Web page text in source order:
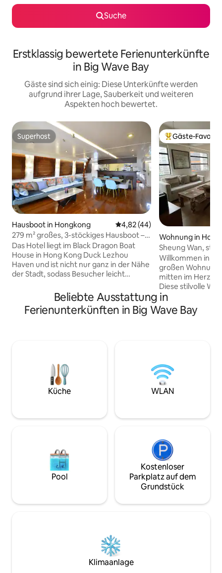
Suche
Erstklassig bewertete Ferienunterkünfte
in Big Wave Bay
Gäste sind sich einig: Diese Unterkünfte werden
aufgrund ihrer Lage, Sauberkeit und weiteren
Aspekten hoch bewertet.
Superhost
Superhost
Hausboot in Hongkong Durchschnittliche Bewertung:
4,82 (44)
279 m² großes, 3-stöckiges Hausboot –
Black Dragon
Das Hotel liegt im Black Dragon Boat
House in Hong Kong Duck Lezhou
Haven und ist nicht nur ganz in der Nähe
der Stadt, sodass Besucher leicht
dem ruhigen Seehafen navigieren
können, sondern auch in der Nähe des
berühmten Meeresparks. Die U-Bahn
Fischer aus nächster Nähe beobachten
und diese Bescheidenheit und fleißig
fühlen, damit die Menschen in
Hongkongs einzigartige Meereskultur
Bootshaus treten. Das Black Dragon
Ausrüstung handelt, die alle den
perfekten Ort für eine Zusammenkunft
von Freunden und Familie bieten.Hier
kannst du einen unvergesslichen und
Vertrauten oder alten Kleinen
Beliebter Gäste-
Gäste-Favorit
Wohnung in Hong
d
Sheung Wan,
Unterkunft mit 2
industrieller Chic
Willkommen in
großen Wohnung
mitten im Herzen
Diese stilvolle
einem lebhaften
trendigen Cafés,
Kunstgalerien
Diese Wohnung
sich im
Supermarkt in
Beliebte Ausstattung in
Ferienunterkünften in Big Wave Bay
Küche WLAN
Pool
Kostenloser
Parkplatz auf dem
Grundstück
Klimaanlage